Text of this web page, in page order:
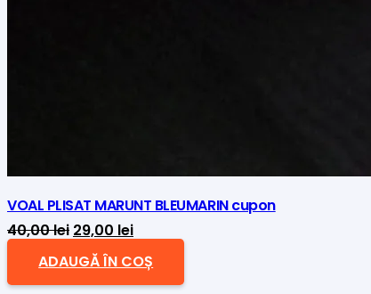
VOAL PLISAT MARUNT BLEUMARIN cupon
40,00lei Prețul
inițial
a
29,00 leiPrețul
curent
este:
ADAUGĂ ÎN COȘ